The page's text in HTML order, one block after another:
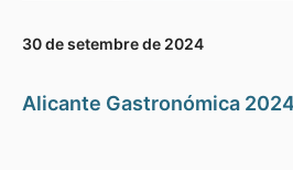
30 de setembre de 2024
Alicante Gastronómica 2024